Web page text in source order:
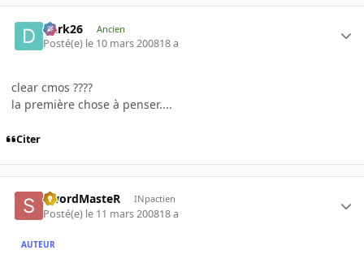
Dark26 Ancien
Posté(e) le 10 mars 200818 a
clear cmos ????
la première chose à penser....
Citer
SwordMasteR INpactien
Posté(e) le 11 mars 200818 a
AUTEUR